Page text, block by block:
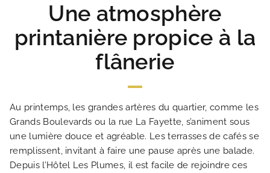
Une atmosphère
printanière propice à la
flânerie
Au printemps, les grandes artères du quartier, comme les
Grands Boulevards ou la rue La Fayette, s’animent sous
une lumière douce et agréable. Les terrasses de cafés se
remplissent, invitant à faire une pause après une balade.
Depuis l’Hôtel Les Plumes, il est facile de rejoindre ces